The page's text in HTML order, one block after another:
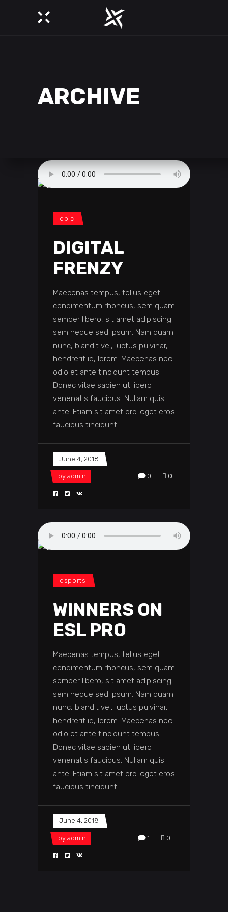
ARCHIVE
epic
DIGITAL
FRENZY
Maecenas tempus, tellus eget
condimentum rhoncus, sem quam
semper libero, sit amet adipiscing
sem neque sed ipsum. Nam quam
nunc, blandit vel, luctus pulvinar,
hendrerit id, lorem. Maecenas nec
odio et ante tincidunt tempus.
Donec vitae sapien ut libero
venenatis faucibus. Nullam quis
ante. Etiam sit amet orci eget eros
faucibus tincidunt.
June 4, 2018
by admin 0 0
esports
WINNERS ON
ESL PRO
Maecenas tempus, tellus eget
condimentum rhoncus, sem quam
semper libero, sit amet adipiscing
sem neque sed ipsum. Nam quam
nunc, blandit vel, luctus pulvinar,
hendrerit id, lorem. Maecenas nec
odio et ante tincidunt tempus.
Donec vitae sapien ut libero
venenatis faucibus. Nullam quis
ante. Etiam sit amet orci eget eros
faucibus tincidunt.
June 4, 2018
by admin 1 0